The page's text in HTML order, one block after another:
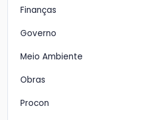
Finanças
Governo
Meio Ambiente
Obras
Procon